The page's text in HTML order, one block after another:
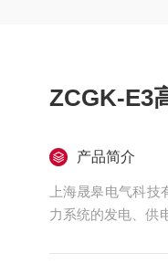
ZCGK-E3
产品简介
上海晟皋电气科
力系统的发电、供